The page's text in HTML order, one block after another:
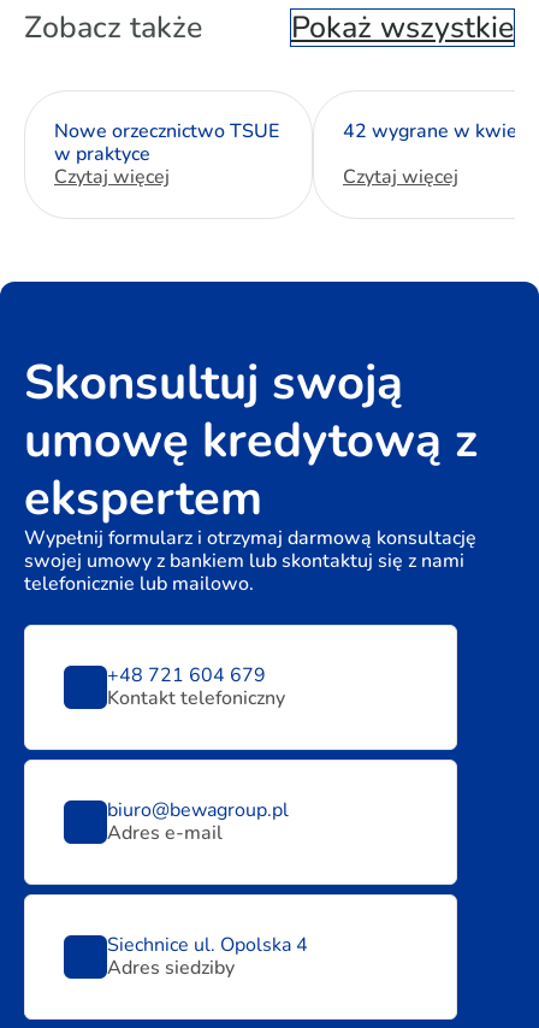
Zobacz także Pokaż wszystkie
Nowe orzecznictwo TSUE
w praktyce
Czytaj więcej
42 wygrane w
Czytaj więcej
Skonsultuj swoją
umowę kredytową z
ekspertem
Wypełnij formularz i otrzymaj darmową konsultację
swojej umowy z bankiem lub skontaktuj się z nami
telefonicznie lub mailowo.
+48 721 604 679
Kontakt telefoniczny
biuro@bewagroup.pl
Adres e-mail
Siechnice ul. Opolska 4
Adres siedziby